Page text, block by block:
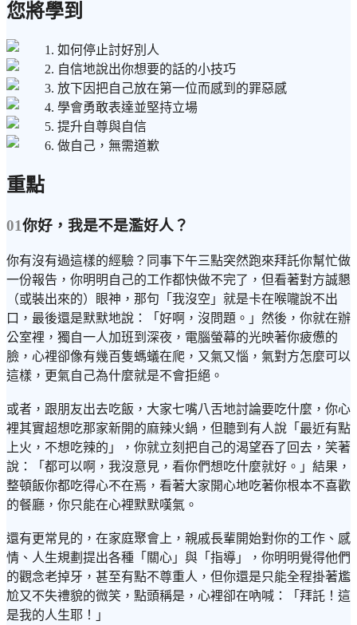
您將學到
1. 如何停止討好別人
2. 自信地說出你想要的話的小技巧
3. 放下因把自己放在第一位而感到的罪惡感
4. 學會勇敢表達並堅持立場
5. 提升自尊與自信
6. 做自己，無需道歉
重點
01你好，我是不是濫好人？
你有沒有過這樣的經驗？同事下午三點突然跑來拜託你幫忙做
一份報告，你明明自己的工作都快做不完了，但看著對方誠懇
（或裝出來的）眼神，那句「我沒空」就是卡在喉嚨說不出
口，最後還是默默地說：「好啊，沒問題。」然後，你就在辦
公室裡，獨自一人加班到深夜，電腦螢幕的光映著你疲憊的
臉，心裡卻像有幾百隻螞蟻在爬，又氣又惱，氣對方怎麼可以
這樣，更氣自己為什麼就是不會拒絕。
或者，跟朋友出去吃飯，大家七嘴八舌地討論要吃什麼，你心
裡其實超想吃那家新開的麻辣火鍋，但聽到有人說「最近有點
上火，不想吃辣的」，你就立刻把自己的渴望吞了回去，笑著
說：「都可以啊，我沒意見，看你們想吃什麼就好。」結果，
整頓飯你都吃得心不在焉，看著大家開心地吃著你根本不喜歡
的餐廳，你只能在心裡默默嘆氣。
還有更常見的，在家庭聚會上，親戚長輩開始對你的工作、感
情、人生規劃提出各種「關心」與「指導」，你明明覺得他們
的觀念老掉牙，甚至有點不尊重人，但你還是只能全程掛著尷
尬又不失禮貌的微笑，點頭稱是，心裡卻在吶喊：「拜託！這
是我的人生耶！」